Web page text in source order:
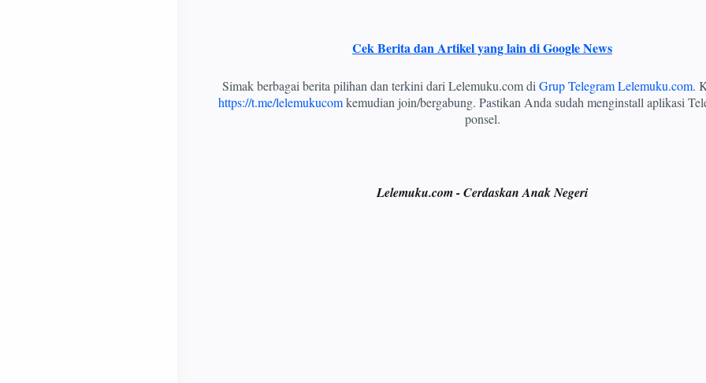
Cek Berita dan Artikel yang lain di Google News
Simak berbagai berita pilihan dan terkini dari Lelemuku.com di Grup Telegram Lelemuku.com.
https://t.me/lelemukucomkemudian join/bergabung. Pastikan Anda sudah menginstall aplikasi
ponsel.
Lelemuku.com - Cerdaskan Anak Negeri